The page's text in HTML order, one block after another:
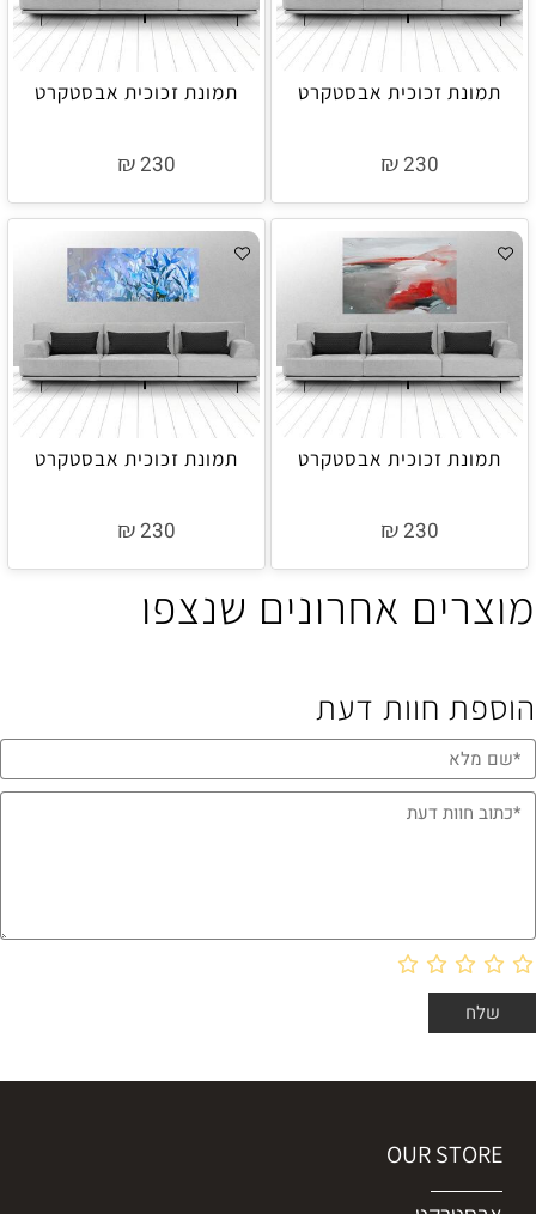
תמונת זכוכית אבסטקרט
₪ 230
תמונת זכוכית אבסטקרט
₪ 230
תמונת זכוכית אבסטקרט
₪ 230
תמונת זכוכית אבסטקרט
₪ 230
מוצרים אחרונים שנצפו
הוספת חוות דעת
OUR STORE